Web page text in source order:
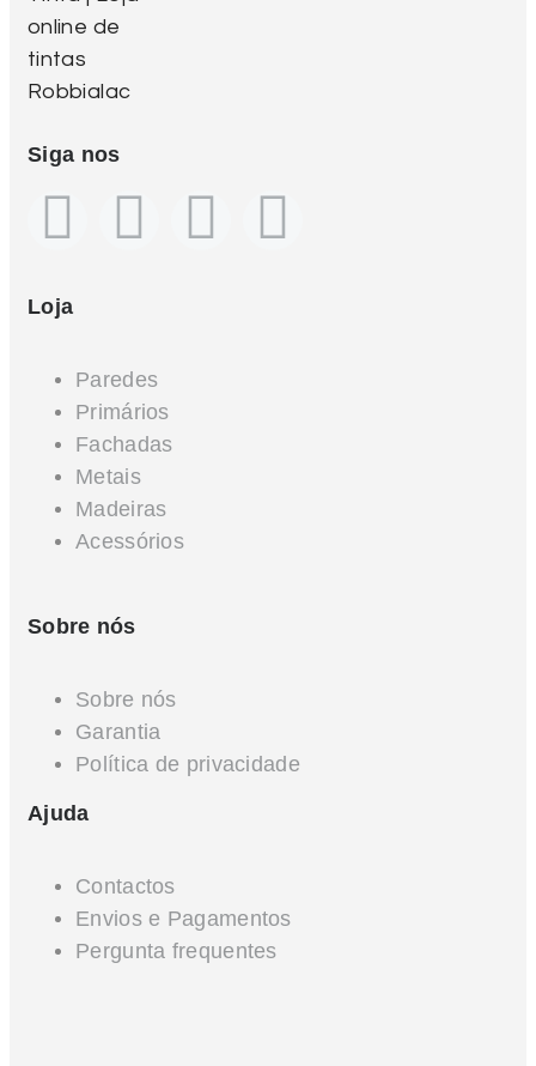
Loja
Paredes
Primários
Fachadas
Metais
Madeiras
Acessórios
Sobre nós
Sobre nós
Garantia
Política de privacidade
Ajuda
Contactos
Envios e Pagamentos
Pergunta frequentes
Siga nos